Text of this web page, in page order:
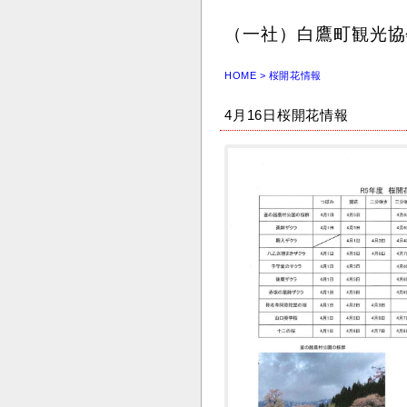
（一社）白鷹町観光
HOME > 桜開花情報
4月16日桜開花情報